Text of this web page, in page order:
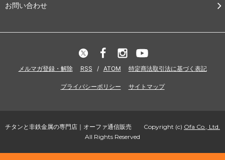
お問い合わせ
メルマガ登録・解除 RSS / ATOM 特定商法取引法に基づく表記
プライバシーポリシー サイトマップ
チタンと非鉄金属の専門店｜オーファ通信販売 Copyright (c) Ofa Co., Ltd.
All Rights Reserved